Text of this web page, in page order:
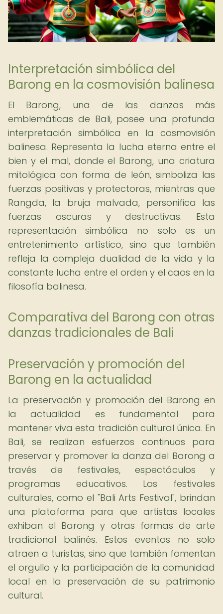
Interpretación simbólica del
Barong en la cosmovisión balinesa
El Barong, una de las danzas más
emblemáticas de Bali, posee una profunda
interpretación simbólica en la cosmovisión
balinesa. Representa la lucha eterna entre el
bien y el mal, donde el Barong, una criatura
mitológica con forma de león, simboliza las
fuerzas positivas y protectoras, mientras que
Rangda, la bruja malvada, personifica las
fuerzas oscuras y destructivas. Esta
representación simbólica no solo es un
entretenimiento artístico, sino que también
refleja la compleja dualidad de la vida y la
constante lucha entre el orden y el caos en la
filosofía balinesa.
Comparativa del Barong con otras
danzas tradicionales de Bali
Preservación y promoción del
Barong en la actualidad
La preservación y promoción del Barong en
la actualidad es fundamental para
mantener viva esta tradición cultural única. En
Bali, se realizan esfuerzos continuos para
preservar y promover la danza del Barong a
través de festivales, espectáculos y
programas educativos. Los festivales
culturales, como el "Bali Arts Festival", brindan
una plataforma para que artistas locales
exhiban el Barong y otras formas de arte
tradicional balinés. Estos eventos no solo
atraen a turistas, sino que también fomentan
el orgullo y la participación de la comunidad
local en la preservación de su patrimonio
cultural.